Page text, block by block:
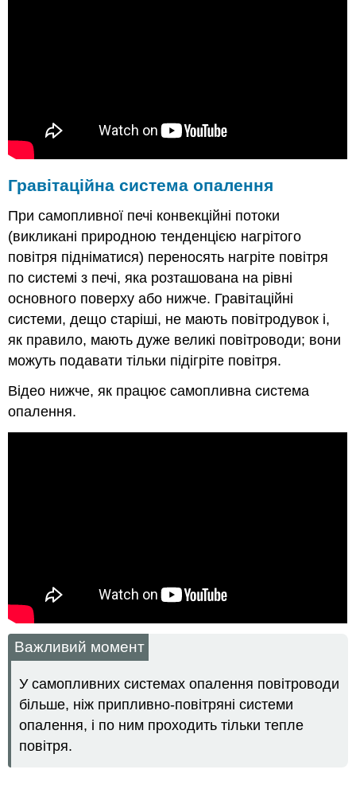
Гравітаційна система опалення
При самопливної печі конвекційні потоки
(викликані природною тенденцією нагрітого
повітря підніматися) переносять нагріте повітря
по системі з печі, яка розташована на рівні
основного поверху або нижче. Гравітаційні
системи, дещо старіші, не мають повітродувок і,
як правило, мають дуже великі повітроводи; вони
можуть подавати тільки підігріте повітря.
Відео нижче, як працює самопливна система
опалення.
Важливий момент
У самопливних системах опалення повітроводи
більше, ніж припливно-повітряні системи
опалення, і по ним проходить тільки тепле
повітря.